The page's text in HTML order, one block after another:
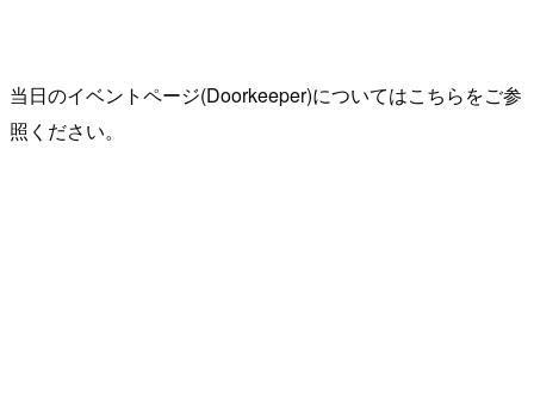
当日のイベントページ(Doorkeeper)についてはこちらをご参
照ください。